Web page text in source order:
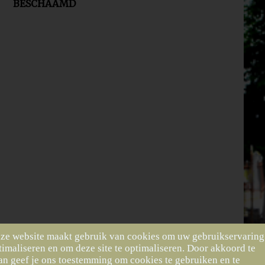
BESCHAAMD
website maakt gebruik van cookies om uw
en om deze site te optimaliseren. Door akkoord te
geef je ons toestemming om cookies te gebruiken en te